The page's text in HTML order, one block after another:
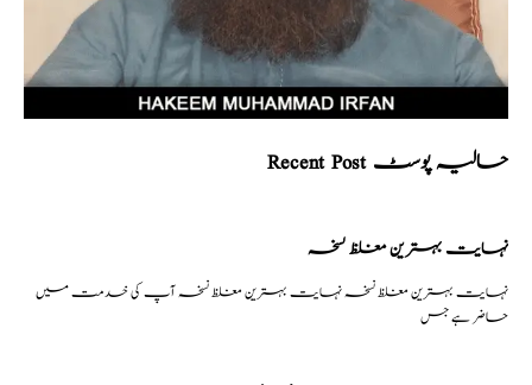
Recent Post حالیہ پوسٹ
نہایت بہترین مغلظ نسخہ
نہایت بہترین مغلظ نسخہ نہایت بہترین مغلظ نسخہ آپ کی خدمت میں
حاضر ہے جس